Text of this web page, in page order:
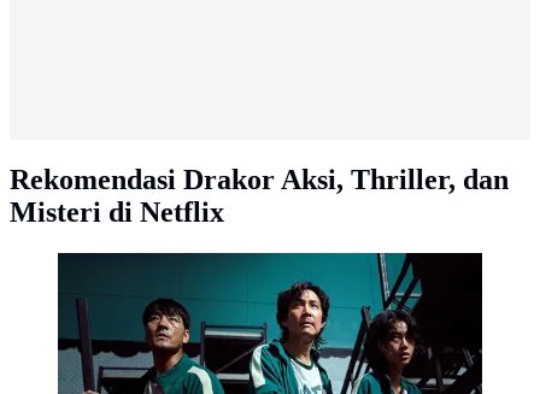
Rekomendasi Drakor Aksi, Thriller, dan
Misteri di Netflix